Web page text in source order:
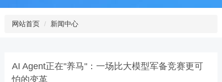
网站首页 新闻中心
AI Agent正在"养马"：一场比大模型军备竞赛更可
怕的变革